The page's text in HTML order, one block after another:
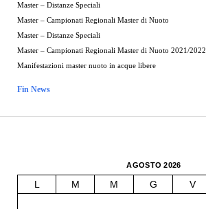
Master – Distanze Speciali
Master – Campionati Regionali Master di Nuoto
Master – Distanze Speciali
Master – Campionati Regionali Master di Nuoto 2021/2022
Manifestazioni master nuoto in acque libere
Fin News
AGOSTO 2026
L M M G V